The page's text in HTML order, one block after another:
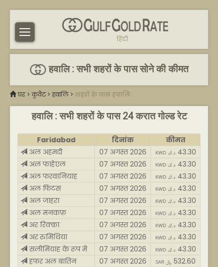
हिंदी
हवालि : सभी शहरों के पास सोने की कीमत
घर >कुवैट>हवालि> शहरों के पास हवालि
हवालि : सभी शहरों के पास 24 करात गोल्ड रेट
Faridabad दिनांक
कीमत
अल अहमदी
07 अगस्त 2026 KWD د.ك 43.30
अल फाहेएल
07 अगस्त 2026 KWD د.ك 43.30
अल फरवानियाह
07 अगस्त 2026 KWD د.ك 43.30
अल फिंटस
07 अगस्त 2026 KWD د.ك 43.30
अल जाहरा
07 अगस्त 2026 KWD د.ك 43.30
अल मनकफ़
07 अगस्त 2026 KWD د.ك 43.30
अर रिक्का
07 अगस्त 2026 KWD د.ك 43.30
अर रुमिथिया
07 अगस्त 2026 KWD د.ك 43.30
सलीमियाह के रूप में
07 अगस्त 2026 KWD د.ك 43.30
हफर अल बातिन
07 अगस्त 2026 SAR ﷼ 532.60